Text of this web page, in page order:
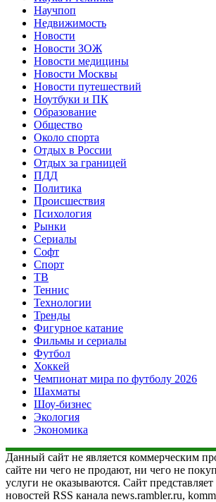
Научпоп
Недвижимость
Новости
Новости ЗОЖ
Новости медицины
Новости Москвы
Новости путешествий
Ноутбуки и ПК
Образование
Общество
Около спорта
Отдых в России
Отдых за границей
ПДД
Политика
Происшествия
Психология
Рынки
Сериалы
Софт
Спорт
ТВ
Теннис
Технологии
Тренды
Фигурное катание
Фильмы и сериалы
Футбол
Хоккей
Чемпионат мира по футболу 2026
Шахматы
Шоу-бизнес
Экология
Экономика
Данный сайт не является коммерческим
сайте ни чего не продают, ни чего не
услуги не оказываются. Сайт
новостей RSS канала news.rambler.ru,